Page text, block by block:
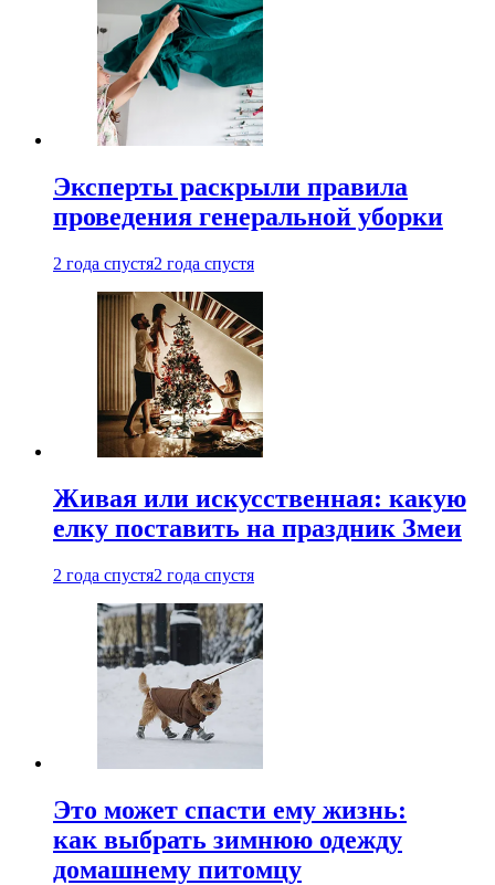
Эксперты раскрыли правила
проведения генеральной уборки
2 года спустя2 года спустя
Живая или искусственная: какую
елку поставить на праздник Змеи
2 года спустя2 года спустя
Это может спасти ему жизнь:
как выбрать зимнюю одежду
домашнему питомцу